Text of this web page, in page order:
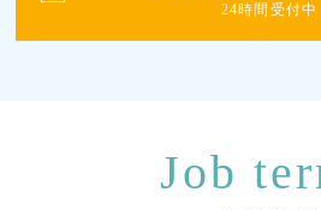
24時間受付中